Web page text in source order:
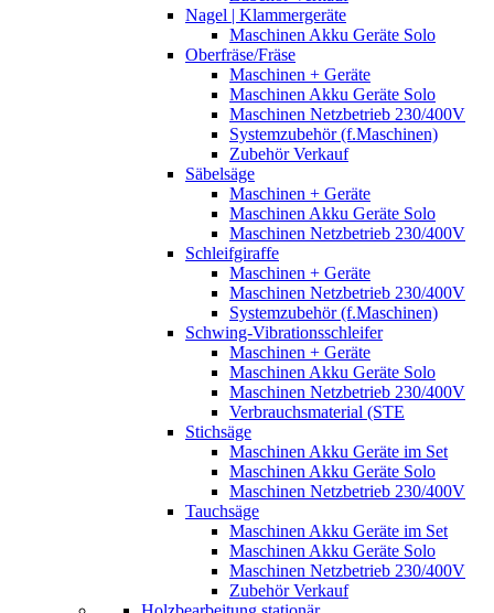
Nagel | Klammergeräte
Maschinen Akku Geräte Solo
Oberfräse/Fräse
Maschinen + Geräte
Maschinen Akku Geräte Solo
Maschinen Netzbetrieb 230/400V
Systemzubehör (f.Maschinen)
Zubehör Verkauf
Säbelsäge
Maschinen + Geräte
Maschinen Akku Geräte Solo
Maschinen Netzbetrieb 230/400V
Schleifgiraffe
Maschinen + Geräte
Maschinen Netzbetrieb 230/400V
Systemzubehör (f.Maschinen)
Schwing-Vibrationsschleifer
Maschinen + Geräte
Maschinen Akku Geräte Solo
Maschinen Netzbetrieb 230/400V
Verbrauchsmaterial (STE
Stichsäge
Maschinen Akku Geräte im Set
Maschinen Akku Geräte Solo
Maschinen Netzbetrieb 230/400V
Tauchsäge
Maschinen Akku Geräte im Set
Maschinen Akku Geräte Solo
Maschinen Netzbetrieb 230/400V
Zubehör Verkauf